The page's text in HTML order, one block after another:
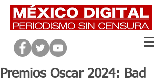
Premios Oscar 2024: Bad